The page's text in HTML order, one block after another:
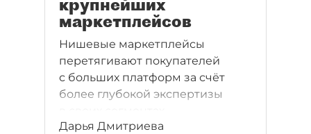
крупнейших
маркетплейсов
Нишевые маркетплейсы
перетягивают покупателей
с больших платформ за счёт
более глубокой экспертизы
Дарья Дмитриева